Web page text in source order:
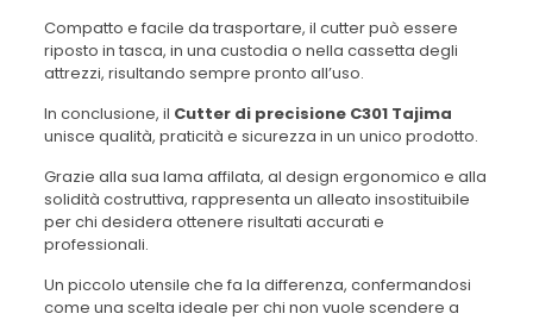
Compatto e facile da trasportare, il cutter può essere
riposto in tasca, in una custodia o nella cassetta degli
attrezzi, risultando sempre pronto all’uso.
In conclusione, il Cutter di precisione C301 Tajima
unisce qualità, praticità e sicurezza in un unico prodotto.
Grazie alla sua lama affilata, al design ergonomico e alla
solidità costruttiva, rappresenta un alleato insostituibile
per chi desidera ottenere risultati accurati e
professionali.
Un piccolo utensile che fa la differenza, confermandosi
come una scelta ideale per chi non vuole scendere a